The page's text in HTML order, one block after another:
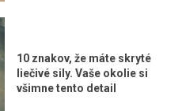
10 znakov, že máte skryté
liečivé sily. Vaše okolie si
všimne tento detail